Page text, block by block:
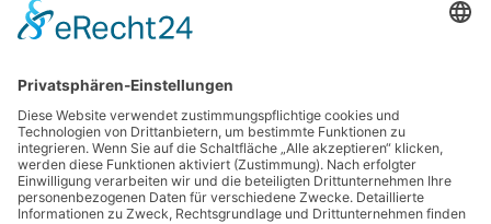
Personalmanagement
Marko Dehnecke
Badepark 3
39218 Schönebeck
F: 03928-7295525
M: info@p-md.de